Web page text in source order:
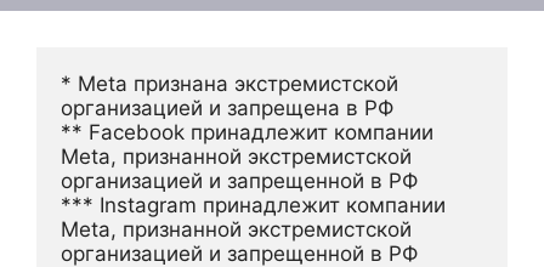
* Meta признана экстремистской
организацией и запрещена в РФ
** Facebook принадлежит компании
Meta, признанной экстремистской
организацией и запрещенной в РФ
*** Instagram принадлежит компании
Meta, признанной экстремистской
организацией и запрещенной в РФ